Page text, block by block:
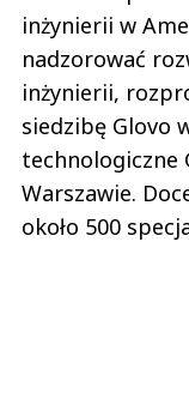
inżynierii w
nadzorować
inżynierii,
siedzibę Glovo
technologiczne
Warszawie.
około 500